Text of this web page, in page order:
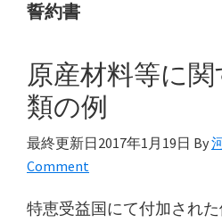
ー
類
事
例
を
い
誓約書
原産材料等に
類の例
最終更新日2017年1月19日 By
Comment
特恵受益国にて付加され